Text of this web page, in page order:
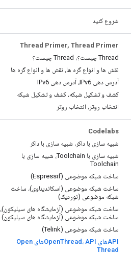
شروع کنید
Thread Primer, Thread Primer
Thread چیست؟، Thread چیست؟
نقش ها و انواع گره ها، نقش ها و انواع گره ها
آدرس دهی IPv6، آدرس دهی IPv6
کشف و تشکیل شبکه، کشف و تشکیل شبکه
انتخاب روتر، انتخاب روتر
Codelabs
شبیه سازی با داکر، شبیه سازی با داکر
شبیه سازی با Toolchain، شبیه سازی با
Toolchain
ساخت شبکه موضوعی (Espressif)
ساخت شبکه موضوعی (اسکاندیناوی)، ساخت
شبکه موضوعی (نوردیک)
ساخت شبکه موضوعی (آزمایشگاه های سیلیکون)،
ساخت شبکه موضوعی (آزمایشگاه های سیلیکون)
ساخت شبکه موضوعی (Telink)
APIهای Open
Thread، APIهای Open
Thread